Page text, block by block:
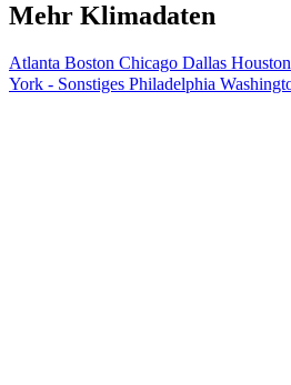
Mehr Klimadaten
Atlanta Boston Chicago Dallas Houston
York - Sonstiges Philadelphia